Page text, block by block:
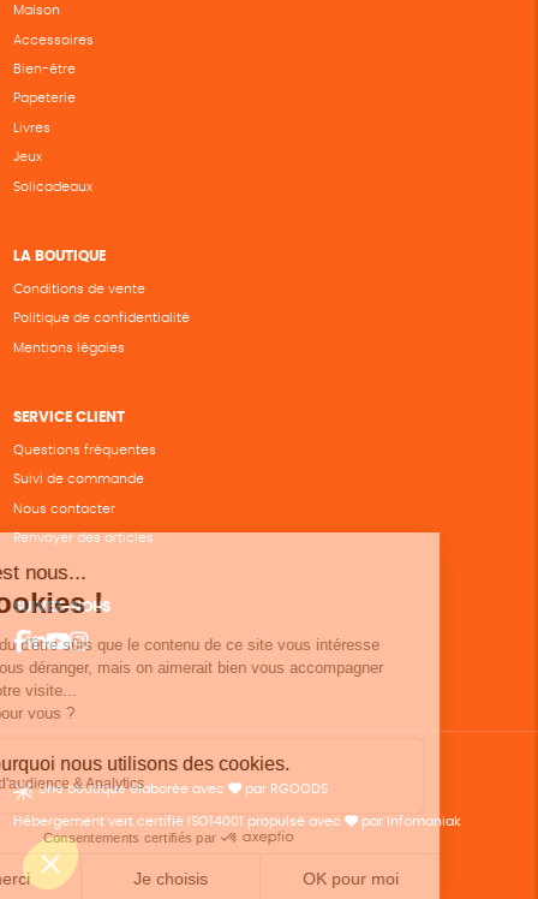
Maison
Accessoires
Bien-être
Papeterie
Livres
Jeux
Solicadeaux
LA BOUTIQUE
Conditions de vente
Politique de confidentialité
Mentions légales
SERVICE CLIENT
Questions fréquentes
Suivi de commande
Nous contacter
Renvoyer des articles
SUIVEZ-NOUS
Une boutique élaborée avec par RGOODS
Hébergement vert certifié ISO14001 propulsé avec par Infomaniak